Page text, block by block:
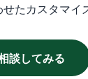
たカスタマイ
談してみる